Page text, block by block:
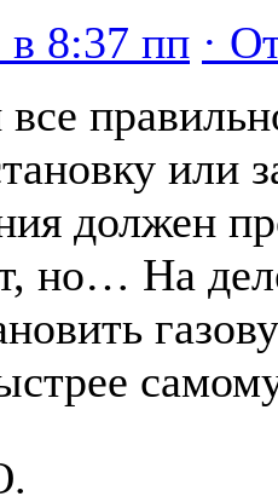
в 8:37 пп ·
или
должен
но… На